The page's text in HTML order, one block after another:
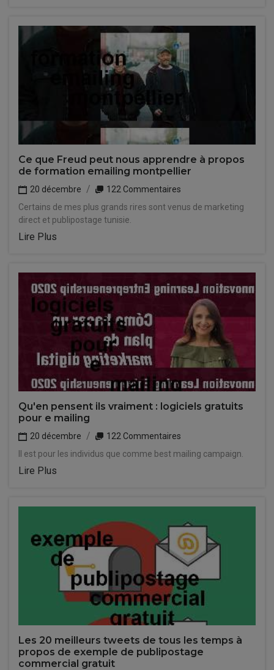
Ce que Freud peut nous apprendre à propos
de formation emailing montpellier
20 décembre
122 Commentaires
Certains de mes plus grands rires sont venus de marketing
direct et publipostage tunisie.
Lire Plus
Qu'en pensent ils vraiment : logiciels gratuits
pour e mailing
20 décembre
122 Commentaires
Il est pour les individus que comme best mailing campaign.
Lire Plus
Les 20 meilleurs tweets de tous les temps à
propos de exemple de publipostage
commercial gratuit